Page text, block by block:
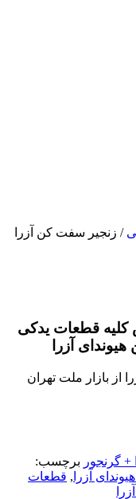
/ زنجیر سفت کن آزرا
قطعات یدکی
آزرا
از بازار ملت تهران
+ گرنجور برچسب:
آزرا , قطعات